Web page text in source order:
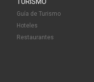
Guía de Turismo
Hoteles
Restaurantes